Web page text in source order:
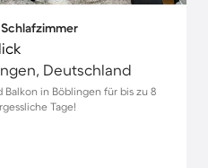
Schlafzimmer
Deutschland
in Böblingen für bis zu 8
Tage!